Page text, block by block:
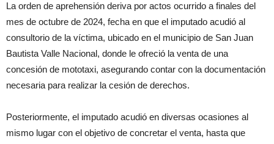
La orden de aprehensión deriva por actos ocurrido a finales del
mes de octubre de 2024, fecha en que el imputado acudió al
consultorio de la víctima, ubicado en el municipio de San Juan
Bautista Valle Nacional, donde le ofreció la venta de una
concesión de mototaxi, asegurando contar con la documentación
necesaria para realizar la cesión de derechos.
Posteriormente, el imputado acudió en diversas ocasiones al
mismo lugar con el objetivo de concretar el venta, hasta que